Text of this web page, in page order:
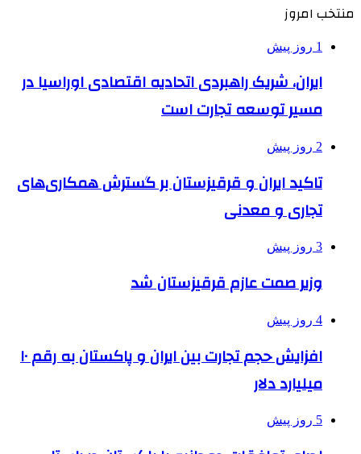
منتخب امروز
1 روز پیش
ایران، شریک راهبردی اتحادیه اقتصادی اوراسیا در
مسیر توسعه تجارت است
2 روز پیش
تاکید ایران و قرقیزستان بر گسترش همکاری‌های
تجاری و معدنی
3 روز پیش
وزیر صمت عازم قرقیزستان شد
4 روز پیش
افزایش حجم تجارت بین ایران و پاکستان به رقم ۱۰
میلیارد دلار
5 روز پیش